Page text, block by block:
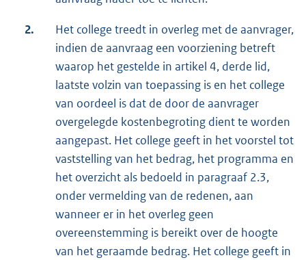
2.
Het college treedt in overleg met de aanvrager,
indien de aanvraag een voorziening betreft
waarop het gestelde in artikel 4, derde lid,
laatste volzin van toepassing is en het college
van oordeel is dat de door de aanvrager
overgelegde kostenbegroting dient te worden
aangepast. Het college geeft in het voorstel tot
vaststelling van het bedrag, het programma en
het overzicht als bedoeld in paragraaf 2.3,
onder vermelding van de redenen, aan
wanneer er in het overleg geen
overeenstemming is bereikt over de hoogte
van het geraamde bedrag. Het college geeft in